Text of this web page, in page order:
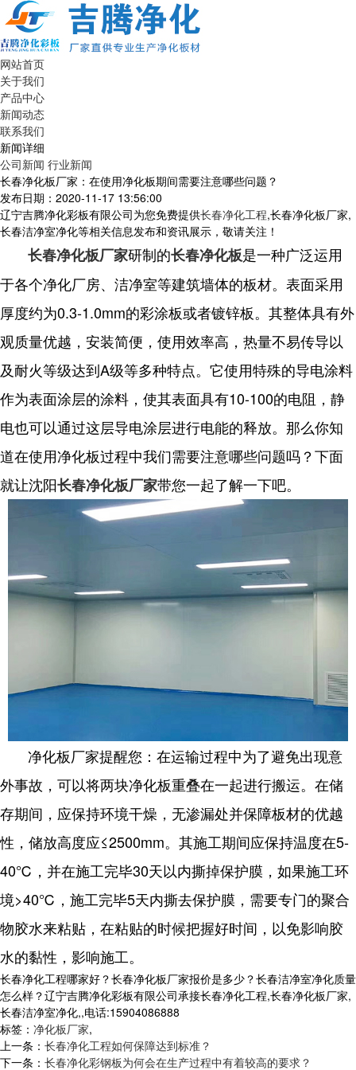
网站首页
关于我们
产品中心
新闻动态
联系我们
新闻详细
公司新闻 行业新闻
长春净化板厂家：在使用净化板期间需要注意哪些问题？
发布日期：2020-11-17 13:56:00
辽宁吉腾净化彩板有限公司为您免费提供长春净化工程,长春净化板厂家,
长春洁净室净化等相关信息发布和资讯展示，敬请关注！
长春净化板厂家研制的长春净化板是一种广泛运用
于各个净化厂房、洁净室等建筑墙体的板材。表面采用
厚度约为0.3-1.0mm的彩涂板或者镀锌板。其整体具有外
观质量优越，安装简便，使用效率高，热量不易传导以
及耐火等级达到A级等多种特点。它使用特殊的导电涂料
作为表面涂层的涂料，使其表面具有10-100的电阻，静
电也可以通过这层导电涂层进行电能的释放。那么你知
道在使用净化板过程中我们需要注意哪些问题吗？下面
就让沈阳长春净化板厂家带您一起了解一下吧。
净化板厂家提醒您：在运输过程中为了避免出现意
外事故，可以将两块净化板重叠在一起进行搬运。在储
存期间，应保持环境干燥，无渗漏处并保障板材的优越
性，储放高度应≤2500mm。其施工期间应保持温度在5-
40℃，并在施工完毕30天以内撕掉保护膜，如果施工环
境>40℃，施工完毕5天内撕去保护膜，需要专门的聚合
物胶水来粘贴，在粘贴的时候把握好时间，以免影响胶
水的黏性，影响施工。
长春净化工程哪家好？长春净化板厂家报价是多少？长春洁净室净化质量
怎么样？辽宁吉腾净化彩板有限公司承接长春净化工程,长春净化板厂家,
长春洁净室净化,,电话:15904086888
标签： 净化板厂家,
上一条： 长春净化工程如何保障达到标准？
下一条： 长春净化彩钢板为何会在生产过程中有着较高的要求？